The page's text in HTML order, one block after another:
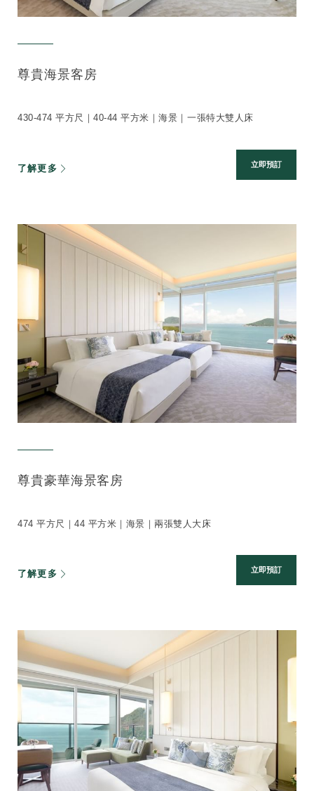
尊貴海景客房
430-474 平方尺｜40-44 平方米｜海景｜一張特大雙人床
了解更多 立即預訂
尊貴豪華海景客房
474 平方尺｜44 平方米｜海景｜兩張雙人大床
了解更多 立即預訂